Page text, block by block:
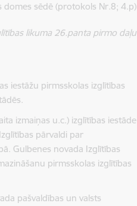
domes sēdē(protokols Nr.8; 4.p)
likuma 26.panta pirmo daļu
iestāžu pirmsskolas izglītības
izmaiņas u.c.) izglītības iestāde
pārvaldi par
Gulbenes novada Izglītības
pirmsskolas izglītības
pašvaldības un valsts